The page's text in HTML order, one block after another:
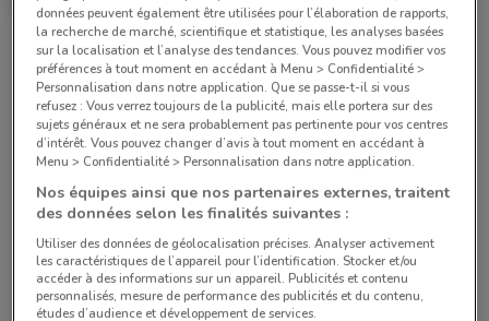
Valable jusqu'à demain 2.8 km
Magasins Auchan Supermarché dans les environs
53/55 Avenue Du Maine Paris
2.6 km
OUVERT
30 BOULEVARD VAUGIRARD Paris 15e
Arrondissement
2.7 km
OUVERT
données peuvent également être utilisées pour l’élaboration de rapports,
la recherche de marché, scientifique et statistique, les analyses basées
sur la localisation et l’analyse des tendances. Vous pouvez modifier vos
préférences à tout moment en accédant à Menu > Confidentialité >
Personnalisation dans notre application. Que se passe-t-il si vous
refusez : Vous verrez toujours de la publicité, mais elle portera sur des
sujets généraux et ne sera probablement pas pertinente pour vos centres
d’intérêt. Vous pouvez changer d’avis à tout moment en accédant à
Menu > Confidentialité > Personnalisation dans notre application.
Nos équipes ainsi que nos partenaires externes, traitent
des données selon les finalités suivantes :
Utiliser des données de géolocalisation précises. Analyser activement
les caractéristiques de l’appareil pour l’identification. Stocker et/ou
accéder à des informations sur un appareil. Publicités et contenu
personnalisés, mesure de performance des publicités et du contenu,
études d’audience et développement de services.